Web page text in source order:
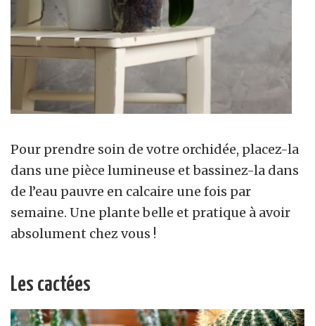
Pour prendre soin de votre orchidée, placez-la
dans une pièce lumineuse et bassinez-la dans
de l’eau pauvre en calcaire une fois par
semaine. Une plante belle et pratique à avoir
absolument chez vous !
Les cactées